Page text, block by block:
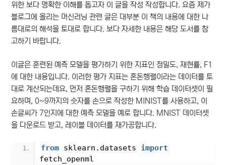
위한 보다 명확한 이해를 돕고자 이 글을 작성 작성합니다. 요즘 제가
블로그에 올리는 머신러닝 관련 글은 대부분 이 책의 내용에 대한 나
름대로의 해석을 토대로 합니다. 보다 자세한 내용은 해당 도서를 참
고하기 바랍니다.
이글은 훈련된 예측 모델을 평가하기 위한 지표인 정밀도, 재현률, F1
에 대한 내용입니다. 이러한 평가 지표는 혼돈행렬이라는 데이터를 토
대로 계산되는데요, 먼저 혼돈행렬을 구하기 위해 학습 데이터셋이 필
요하며, 0~9까지의 숫자를 손으로 작성한 MINIST를 사용하고, 이
손글씨가 7인지에 대한 예측 모델을 예로 합니다. MNIST 데이터셋
을 다운로드 받고, 레이블 데이터를 재가공합니다.
from sklearn.datasets import
fetch_openml